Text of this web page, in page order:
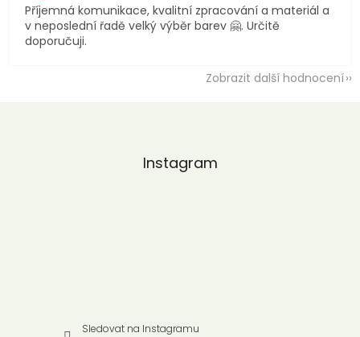
Příjemná komunikace, kvalitní zpracování a materiál a
v neposlední řadě velký výběr barev 🤗. Určitě
doporučuji.
Zobrazit další hodnocení
Instagram
Sledovat na Instagramu